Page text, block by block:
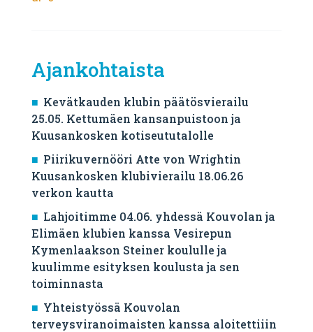
Ajankohtaista
Kevätkauden klubin päätösvierailu
25.05. Kettumäen kansanpuistoon ja
Kuusankosken kotiseututalolle
Piirikuvernööri Atte von Wrightin
Kuusankosken klubivierailu 18.06.26
verkon kautta
Lahjoitimme 04.06. yhdessä Kouvolan ja
Elimäen klubien kanssa Vesirepun
Kymenlaakson Steiner koululle ja
kuulimme esityksen koulusta ja sen
toiminnasta
Yhteistyössä Kouvolan
terveysviranoimaisten kanssa aloitettiiin